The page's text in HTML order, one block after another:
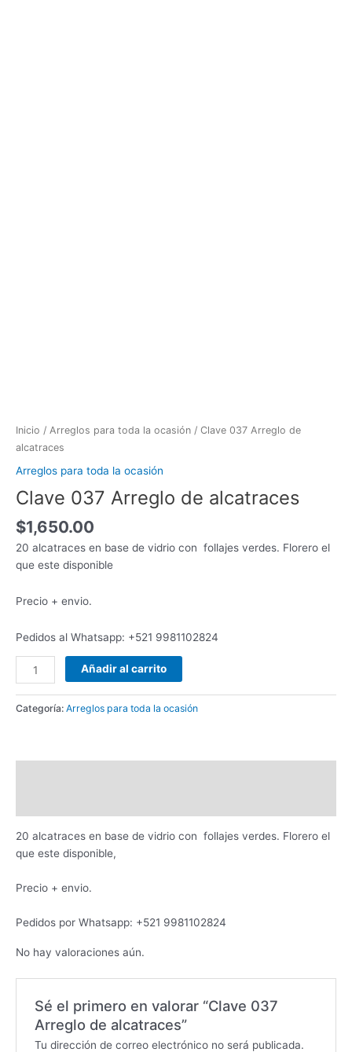
Inicio / Arreglos para toda la ocasión / Clave 037 Arreglo de
alcatraces
Arreglos para toda la ocasión
Clave 037 Arreglo de alcatraces
$1,650.00
20 alcatraces en base de vidrio con follajes verdes. Florero el
que este disponible
Precio + envio.
Pedidos al Whatsapp: +521 9981102824
Añadir al carrito
Categoría: Arreglos para toda la ocasión
20 alcatraces en base de vidrio con follajes verdes. Florero el
que este disponible,
Precio + envio.
Pedidos por Whatsapp: +521 9981102824
No hay valoraciones aún.
Sé el primero en valorar “Clave 037
Arreglo de alcatraces”
Tu dirección de correo electrónico no será publicada.